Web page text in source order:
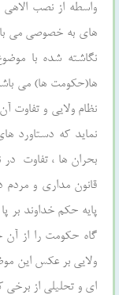
واسطه از نصب الاهى
های به خصوصی می
نگاشته شده با
ها(حکومت ها) می
نظام ولایی و تفاوت
نماید که دستاورد
بحران ها ، تفاوت در
قانون مداری و
پایه حکم خداوند بر
گاه حکومت را از آن
ولایی بر عکس این
ای و تحلیلی از